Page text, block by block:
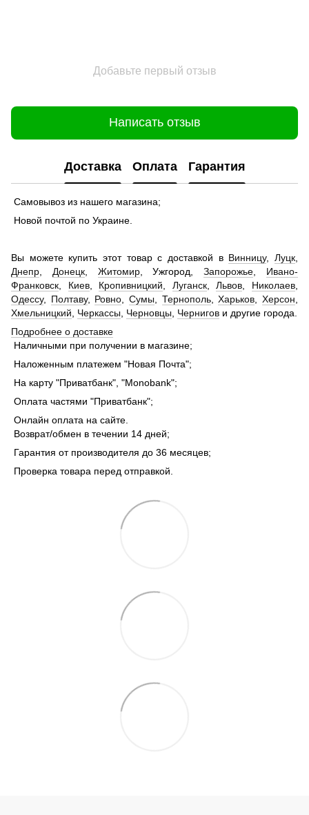
Добавьте первый отзыв
Написать отзыв
Доставка Оплата Гарантия
Самовывоз из нашего магазина;
Новой почтой по Украине.
Вы можете купить этот товар с доставкой в Винницу,Луцк
Днепр
Донецк, Житомир, Ужгород,Запорожье
Ивано-
Франковск
Киев, Кропивницкий Луганск,Львов Николаев
Одессу, Полтаву, Ровно ,Сумы Тернополь,Харьков ,Херсон
Хмельницкий
Черкассы Черновцы Чернигов и другие города.
Подробнее о доставке
Наличными при получении в магазине;
Наложенным платежем "Новая Почта";
На карту "Приватбанк", "Monobank";
Оплата частями "Приватбанк";
Онлайн оплата на сайте.
Возврат/обмен в течении 14 дней;
Гарантия от производителя до 36 месяцев;
Проверка товара перед отправкой.